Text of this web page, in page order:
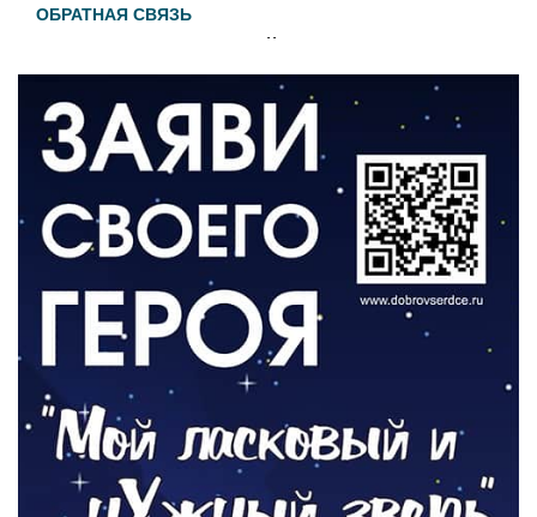
ОБРАТНАЯ СВЯЗЬ
ВЛАСТЬ
День памяти и «Симфония народов»
06.08.2026
Новый настил на экотропе
05.08.2026